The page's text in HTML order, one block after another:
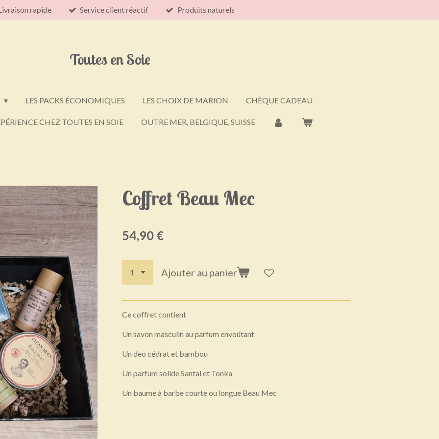
rapide Service client réactif Produits naturels
Toutes en Soie
LES PACKS ÉCONOMIQUES LES CHOIX DE MARION CHÈQUE CADEAU
CHEZ TOUTES EN SOIE OUTRE MER, BELGIQUE, SUISSE
Coffret Beau Mec
54,90 €
Ajouter au panier
Ce coffret contient
Un savon masculin au parfum envoûtant
Un deo cédrat et bambou
Un parfum solide Santal et Tonka
Un baume à barbe courte ou longue Beau Mec